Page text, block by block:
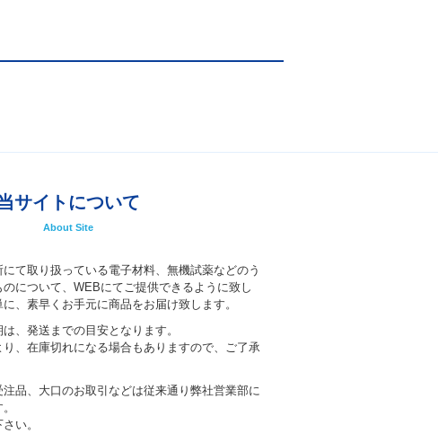
サイトについて
About Site
にて取り扱っている電子材料、無機試薬などのう
について、WEBにてご提供できるように致し
、素早くお手元に商品をお届け致します。
、発送までの目安となります。
、在庫切れになる場合もありますので、ご了承
品、大口のお取引などは従来通り弊社営業部に
い。